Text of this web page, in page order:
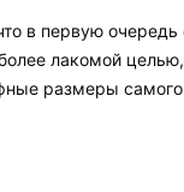
в первую
лакомой
размеры самого